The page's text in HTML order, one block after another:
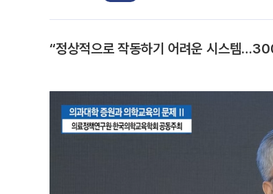
“정상적으로 작동하기 어려운 시스템